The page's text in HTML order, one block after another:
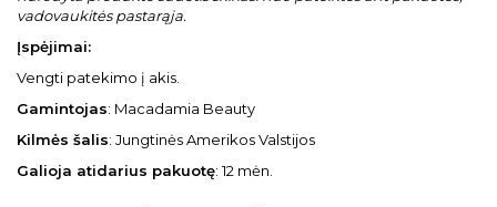
vadovaukitės pastarąja.
Įspėjimai:
Vengti patekimo į akis.
Gamintojas: Macadamia Beauty
Kilmės šalis: Jungtinės Amerikos Valstijos
Galioja atidarius pakuotę: 12 mėn.